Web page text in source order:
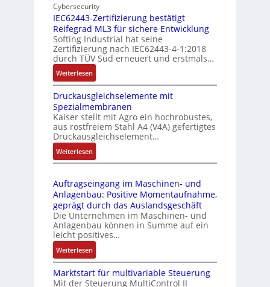
g
e
d
u
t
r
i
e
-
P
C
l
ä
s
s
s
i
c
h
f
l
e
x
i
b
b
i
f
u
n
k
m
o
d
u
l
e
b
i
e
n
4
G
u
n
d
Cybersecurity
IEC62443-Zertifizierung bestätigt
Reifegrad ML3 für sichere Entwicklung
Softing Industrial hat seine
Zertifizierung nach IEC62443-4-1:2018
durch TÜV Süd erneuert und erstmals…
Weiterlesen:
I
E
C
6
2
4
4
3
Z
e
r
t
i
i
Druckausgleichselemente mit
Spezialmembranen
Kaiser stellt mit Agro ein hochrobustes,
aus rostfreiem Stahl A4 (V4A) gefertigtes
Druckausgleichselement…
Weiterlesen:
D
u
c
k
a
u
s
g
l
e
Auftragseingang im Maschinen- und
Anlagenbau: Positive Momentaufnahme,
geprägt durch das Auslandsgeschäft
Die Unternehmen im Maschinen- und
Anlagenbau können in Summe auf ein
leicht positives…
Weiterlesen:
A
u
f
Marktstart für multivariable Steuerung
Mit der Steuerung MultiControl II